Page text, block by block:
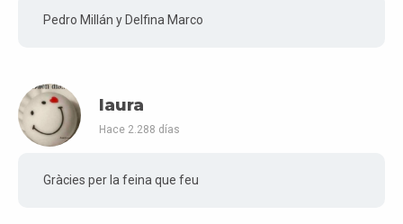
Pedro Millán y Delfina Marco
laura
Hace 2.288 días
Gràcies per la feina que feu